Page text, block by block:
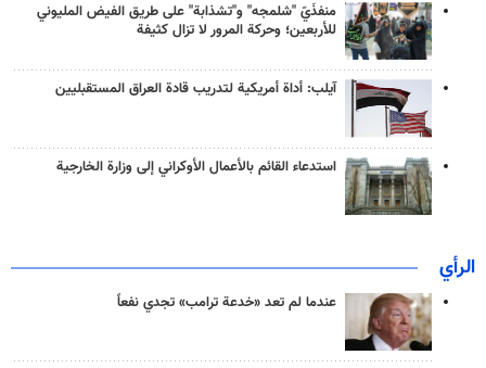
منفذَيّ "شلمجه" و"تشذابة" على طريق الفيض المليوني
للأربعين؛ وحركة المرور لا تزال كثيفة
آيلب: أداة أمريكية لتدريب قادة العراق المستقبليين
استدعاء القائم بالأعمال الأوكراني إلى وزارة الخارجية
الرأي
عندما لم تعد «خدعة ترامب» تجدي نفعاً